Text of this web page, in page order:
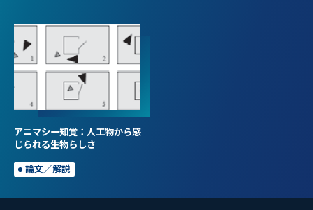
アニマシー知覚：人工物から感
じられる生物らしさ
論文／解説